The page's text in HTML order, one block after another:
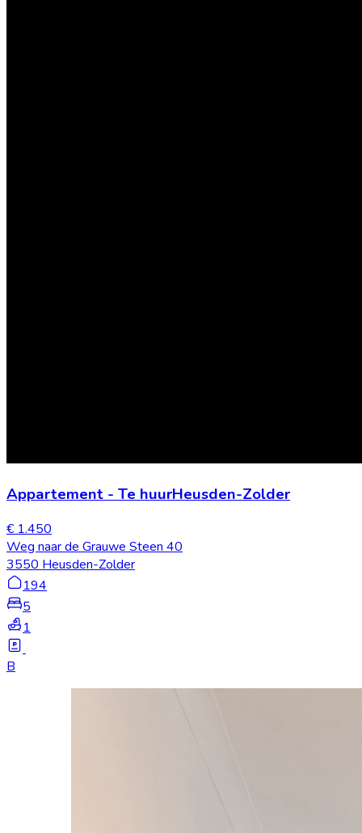
Appartement - Te huurHeusden-Zolder
€ 1.450
Weg naar de Grauwe Steen 40
3550 Heusden-Zolder
194
5
1
B